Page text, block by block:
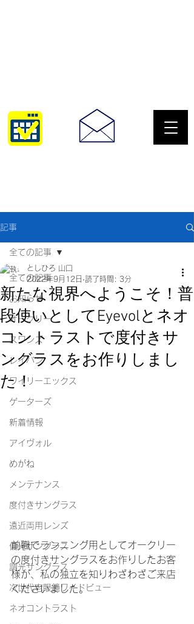
記事
全ての記事
お知らせ
オークリー
スワンズ
レイバン
ワイリーエックス
ゲーターズ
新着情報
アイヴォル
めがね
メンテナンス
度付きサングラス
遠近両用レンズ
偏光サングラス
調光サングラス
次世代老眼鏡ワイドビュー
ネオコントラスト
全ての記事
新たな視界へようこそ！普
段使いとしてEyevolとネオ
コントラストで度付きサ
ングラスをお作りしまし
た！
としひろ 山口
2022年9月12日 読了時間: 3分
前職でランニング用としてオークリー
の度付きサングラスをお作りしたお客
様が、私の独立を知りわざわざご来店
くださいました。